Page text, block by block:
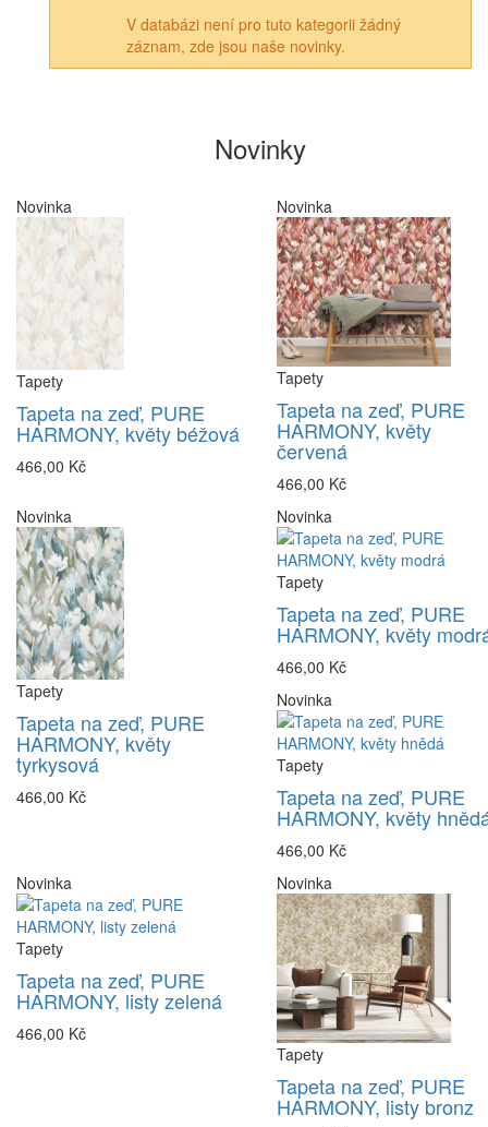
V databázi není pro tuto kategorii žádný
záznam, zde jsou naše novinky.
Novinky
Novinka
Tapety
Tapeta na zeď, PURE
HARMONY, květy béžová
466,00 Kč
Novinka
Tapety
Tapeta na zeď, PURE
HARMONY, květy
červená
466,00 Kč
Novinka
Tapety
Tapeta na zeď, PURE
HARMONY, květy
tyrkysová
466,00 Kč
Novinka
Tapety
Tapeta na zeď, PURE
HARMONY, květy
466,00 Kč
Novinka
Tapety
Tapeta na zeď, PURE
HARMONY, květy
466,00 Kč
Novinka
Tapety
Tapeta na zeď, PURE
HARMONY, listy zelená
466,00 Kč
Novinka
Tapety
Tapeta na zeď, PURE
HARMONY, listy bronz